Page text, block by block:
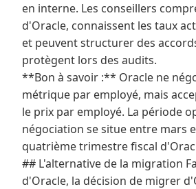
en interne. Les conseillers
d'Oracle, connaissent les taux
et peuvent structurer des
protègent lors des audits.
**Bon à savoir :** Oracle ne
métrique par employé, mais
le prix par employé. La période
négociation se situe entre mars
quatrième trimestre fiscal
## L'alternative de la migration
d'Oracle, la décision de migrer